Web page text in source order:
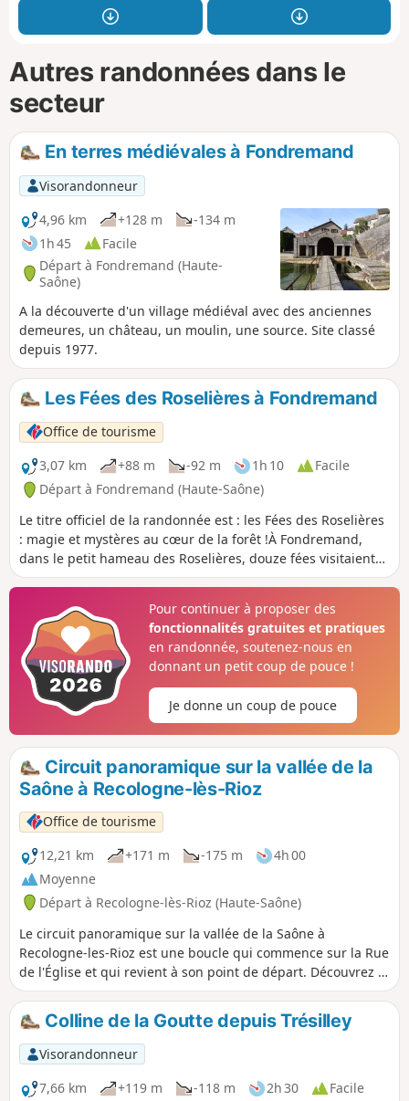
Autres randonnées dans le
secteur
En terres médiévales à Fondremand
Visorandonneur
4,96 km
+128 m
-134 m
1h 45
Facile
Départ à Fondremand (Haute-
Saône)
A la découverte d'un village médiéval avec des anciennes
demeures, un château, un moulin, une source. Site classé
depuis 1977.
Les Fées des Roselières à Fondremand
Office de tourisme
3,07 km
+88 m -92 m 1h 10
Facile
Départ à Fondremand (Haute-Saône)
Le titre officiel de la randonnée est : les Fées des Roselières
: magie et mystères au cœur de la forêt !À Fondremand,
dans le petit hameau des Roselières, douze fées visitaient
autrefois les habitants. Chaque soir, elles dansaient,
apportant joie, rires et magie à toutes les
veillées.Accompagnez vos enfants sur le sentier avec
Sylvaine et Ghislain dans ce monde mystérieux où les fées
veillent sur les humains, distribuent des dons merveilleux
et défendent leurs secrets. Un conte envoûtant pour petits
et grands, où le fantastique se mêle à la vie simple
d’autrefois, et où la nature devient le théâtre d’événements
extraordinaires.
Pour continuer à proposer des
fonctionnalités gratuites et pratiques
en randonnée, soutenez-nous en
donnant un petit coup de pouce !
Je donne un coup de pouce
Circuit panoramique sur la vallée de la
Saône à Recologne-lès-Rioz
Office de tourisme
12,21 km
+171 m -175 m
4h 00
Moyenne
Départ à Recologne-lès-Rioz (Haute-Saône)
Le circuit panoramique sur la vallée de la Saône à
Recologne-les-Rioz est une boucle qui commence sur la Rue
de l'Église et qui revient à son point de départ. Découvrez le
patrimoine religieux de Recologne en passant par le
chemin du pèlerinage de Saint-Jacques-de-Compostelle
ainsi que son patrimoine culturel en passant par le Château
de Ray (10¹siècles d'histoire).
Colline de la Goutte depuis Trésilley
Visorandonneur
7,66 km
+119 m -118 m 2h 30
Facile